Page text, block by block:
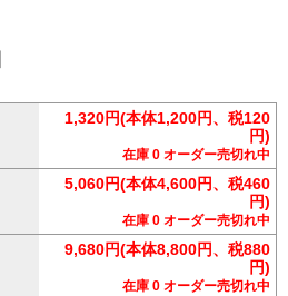
1,320円(本体1,200円、税120
円)
在庫 0 オーダー売切れ中
5,060円(本体4,600円、税460
円)
在庫 0 オーダー売切れ中
9,680円(本体8,800円、税880
円)
在庫 0 オーダー売切れ中